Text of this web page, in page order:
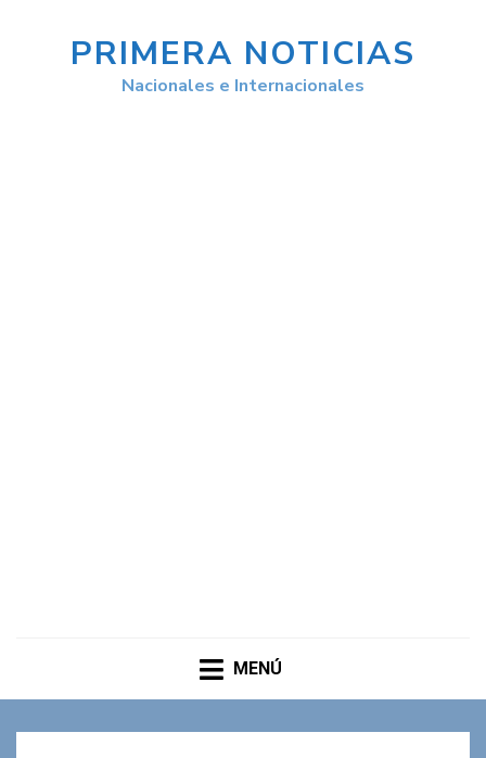
PRIMERA NOTICIAS
Nacionales e Internacionales
MENÚ